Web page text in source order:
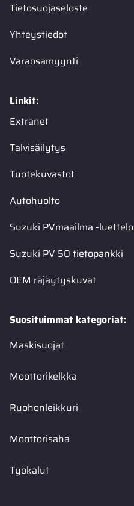
Tietosuojaseloste
Yhteystiedot
Varaosamyynti
Linkit:
Extranet
Talvisäilytys
Tuotekuvastot
Autohuolto
Suzuki PVmaailma -luettelo
Suzuki PV 50 tietopankki
OEM räjäytyskuvat
Suosituimmat kategoriat:
Maskisuojat
Moottorikelkka
Ruohonleikkuri
Moottorisaha
Työkalut